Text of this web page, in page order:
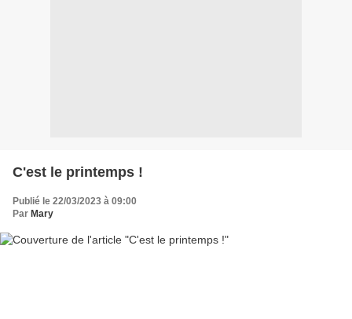
C'est le printemps !
Publié le 22/03/2023 à 09:00
Par Mary